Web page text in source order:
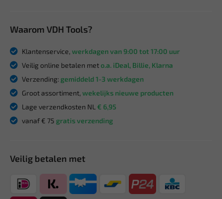
Waarom VDH Tools?
Klantenservice, werkdagen van 9:00 tot 17:00 uur
Veilig online betalen meto.a. iDeal, Billie, Klarna
Verzending: gemiddeld 1-3 werkdagen
Groot assortiment, wekelijks nieuwe producten
Lage verzendkosten NL € 6,95
vanaf € 75 gratis verzending
Veilig betalen met